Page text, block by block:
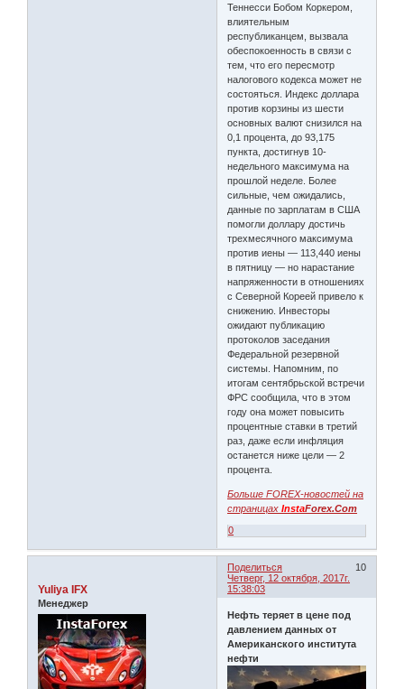
Теннесси Бобом Коркером,
влиятельным
республиканцем, вызвала
обеспокоенность в связи с
тем, что его пересмотр
налогового кодекса может не
состояться. Индекс доллара
против корзины из шести
основных валют снизился на
0,1 процента, до 93,175
пункта, достигнув 10-
недельного максимума на
прошлой неделе. Более
сильные, чем ожидались,
данные по зарплатам в США
помогли доллару достичь
трехмесячного максимума
против иены — 113,440 иены
в пятницу — но нарастание
напряженности в отношениях
с Северной Кореей привело к
снижению. Инвесторы
ожидают публикацию
протоколов заседания
Федеральной резервной
системы. Напомним, по
итогам сентябрьской встречи
ФРС сообщила, что в этом
году она может повысить
процентные ставки в третий
раз, даже если инфляция
останется ниже цели — 2
процента.
Больше FOREX-новостей на
страницахInstaForex.Com
0
Поделиться
10
Четверг, 12 октября, 2017г.
15:38:03
Yuliya IFX
Менеджер
Нефть теряет в цене под
давлением данных от
Американского института
нефти